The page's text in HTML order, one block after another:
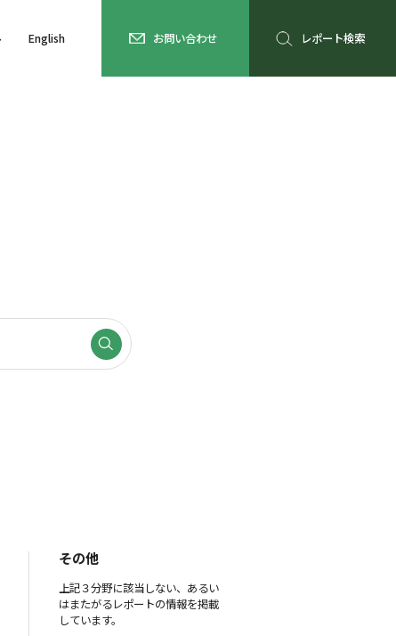
English お問い合わせ レポート検索
その他
上記３分野に該当しない、あるい
はまたがるレポートの情報を掲載
しています。